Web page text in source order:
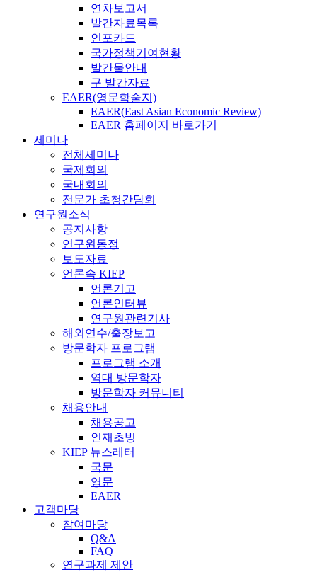
연차보고서
발간자료목록
인포카드
국가정책기여현황
발간물안내
구 발간자료
EAER(영문학술지)
EAER(East Asian Economic Review)
EAER 홈페이지 바로가기
세미나
전체세미나
국제회의
국내회의
전문가 초청간담회
연구원소식
공지사항
연구원동정
보도자료
언론속 KIEP
언론기고
언론인터뷰
연구원관련기사
해외연수/출장보고
방문학자 프로그램
프로그램 소개
역대 방문학자
방문학자 커뮤니티
채용안내
채용공고
인재초빙
KIEP 뉴스레터
국문
영문
EAER
고객마당
참여마당
Q&A
FAQ
연구과제 제안